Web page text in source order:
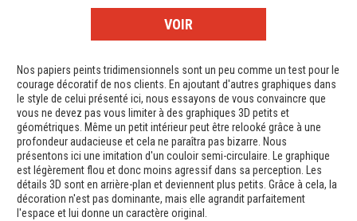
VOIR
Nos papiers peints tridimensionnels sont un peu comme un test pour le
courage décoratif de nos clients. En ajoutant d'autres graphiques dans
le style de celui présenté ici, nous essayons de vous convaincre que
vous ne devez pas vous limiter à des graphiques 3D petits et
géométriques. Même un petit intérieur peut être relooké grâce à une
profondeur audacieuse et cela ne paraîtra pas bizarre. Nous
présentons ici une imitation d'un couloir semi-circulaire. Le graphique
est légèrement flou et donc moins agressif dans sa perception. Les
détails 3D sont en arrière-plan et deviennent plus petits. Grâce à cela, la
décoration n'est pas dominante, mais elle agrandit parfaitement
l'espace et lui donne un caractère original.